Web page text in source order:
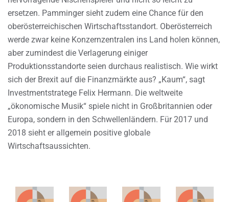
ersetzen. Pamminger sieht zudem eine Chance für den
oberösterreichischen Wirtschaftsstandort. Oberösterreich
werde zwar keine Konzernzentralen ins Land holen können,
aber zumindest die Verlagerung einiger
Produktionsstandorte seien durchaus realistisch. Wie wirkt
sich der Brexit auf die Finanzmärkte aus? „Kaum“, sagt
Investmentstratege Felix Hermann. Die weltweite
„ökonomische Musik“ spiele nicht in Großbritannien oder
Europa, sondern in den Schwellenländern. Für 2017 und
2018 sieht er allgemein positive globale
Wirtschaftsaussichten.